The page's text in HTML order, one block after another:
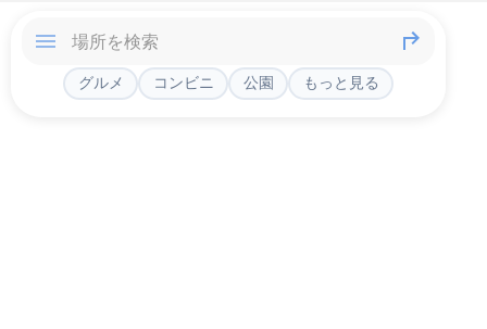
グルメ コンビニ 公園 もっと見る